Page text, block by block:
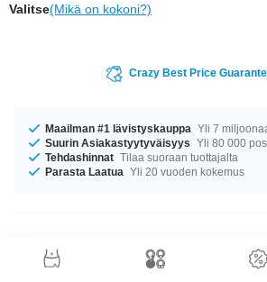
Valitse(Mikä on kokoni?)
Crazy Best Price
Maailman #1 lävistyskauppa Yli 7
Suurin Asiakastyytyväisyys Yli 80 000
Tehdashinnat Tilaa suoraan tuottajalta
Parasta Laatua Yli 20 vuoden kokemus
Tuotetiedot